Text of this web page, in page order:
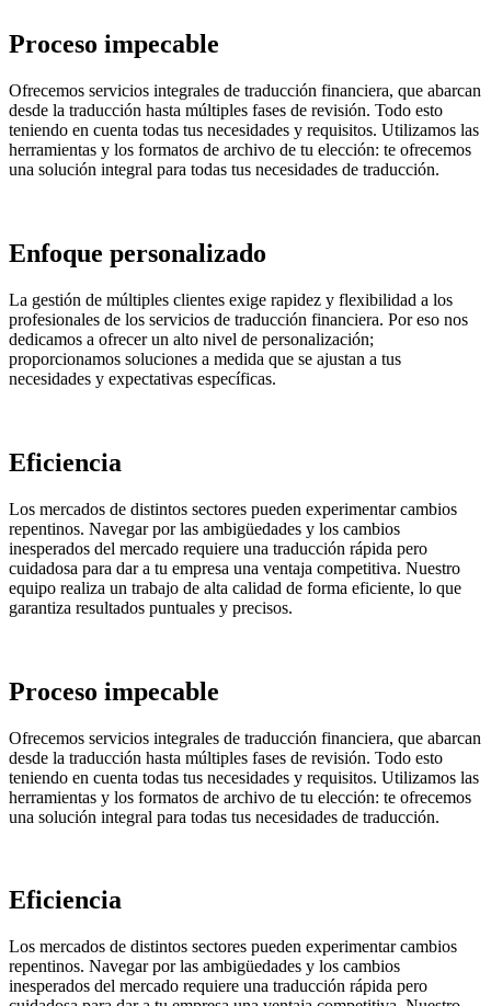
Proceso impecable
Ofrecemos servicios integrales de traducción financiera, que abarcan
desde la traducción hasta múltiples fases de revisión. Todo esto
teniendo en cuenta todas tus necesidades y requisitos. Utilizamos las
herramientas y los formatos de archivo de tu elección: te ofrecemos
una solución integral para todas tus necesidades de traducción.
Enfoque personalizado
La gestión de múltiples clientes exige rapidez y flexibilidad a los
profesionales de los servicios de traducción financiera. Por eso nos
dedicamos a ofrecer un alto nivel de personalización;
proporcionamos soluciones a medida que se ajustan a tus
necesidades y expectativas específicas.
Eficiencia
Los mercados de distintos sectores pueden experimentar cambios
repentinos. Navegar por las ambigüedades y los cambios
inesperados del mercado requiere una traducción rápida pero
cuidadosa para dar a tu empresa una ventaja competitiva. Nuestro
equipo realiza un trabajo de alta calidad de forma eficiente, lo que
garantiza resultados puntuales y precisos.
Proceso impecable
Ofrecemos servicios integrales de traducción financiera, que abarcan
desde la traducción hasta múltiples fases de revisión. Todo esto
teniendo en cuenta todas tus necesidades y requisitos. Utilizamos las
herramientas y los formatos de archivo de tu elección: te ofrecemos
una solución integral para todas tus necesidades de traducción.
Eficiencia
Los mercados de distintos sectores pueden experimentar cambios
repentinos. Navegar por las ambigüedades y los cambios
inesperados del mercado requiere una traducción rápida pero